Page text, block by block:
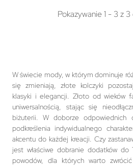
Pokazywanie 1 - 3 z
W świecie mody, w którym dominuje
się zmieniają, złote kolczyki
klasyki i elegancji. Złoto od wieków
uniwersalnością, stając się
biżuterii. W doborze odpowiednich
podkreślenia indywidualnego
akcentu do każdej kreacji. Czy
jest właściwe dobranie dodatków
powodów, dla których warto